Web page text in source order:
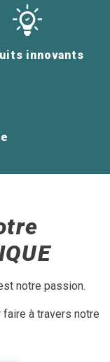
innovants
notre passion.
à travers notre